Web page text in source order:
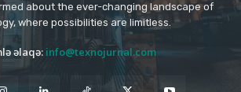
about the ever-changing landscape of
where possibilities are limitless.
əlaqə: info@texnojurnal.com